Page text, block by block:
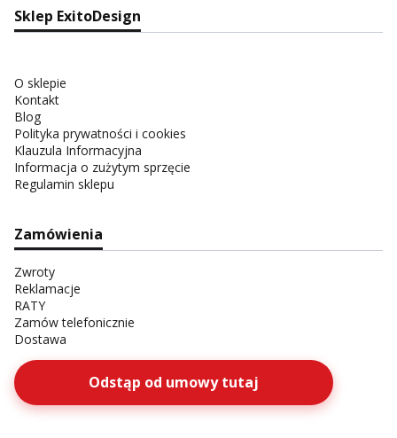
Sklep ExitoDesign
O sklepie
Kontakt
Blog
Polityka prywatności i cookies
Klauzula Informacyjna
Informacja o zużytym sprzęcie
Regulamin sklepu
Zamówienia
Zwroty
Reklamacje
RATY
Zamów telefonicznie
Dostawa
Odstąp od umowy tutaj